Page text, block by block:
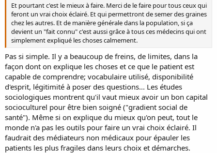
Et pourtant c'est le mieux à faire. Merci de le faire pour tous ceux qui
feront un vrai choix éclairé. Et qui permettront de semer des graines
chez les autres. Et de manière générale dans la population, si ça
devient un "fait connu" c'est aussi grâce à tous ces médecins qui ont
simplement expliqué les choses calmement.
Pas si simple. Il y a beaucoup de freins, de limites, dans la
façon dont on explique les choses et ce que le patient est
capable de comprendre; vocabulaire utilisé, disponibilité
d'esprit, légitimité à poser des questions... Les études
sociologiques montrent qu'il vaut mieux avoir un bon capital
socioculturel pour être bien soigné ("gradient social de
santé"). Même si on explique du mieux qu'on peut, tout le
monde n'a pas les outils pour faire un vrai choix éclairé. Il
faudrait des médiateurs non médicaux pour épauler les
patients les plus fragiles dans leurs choix et démarches.